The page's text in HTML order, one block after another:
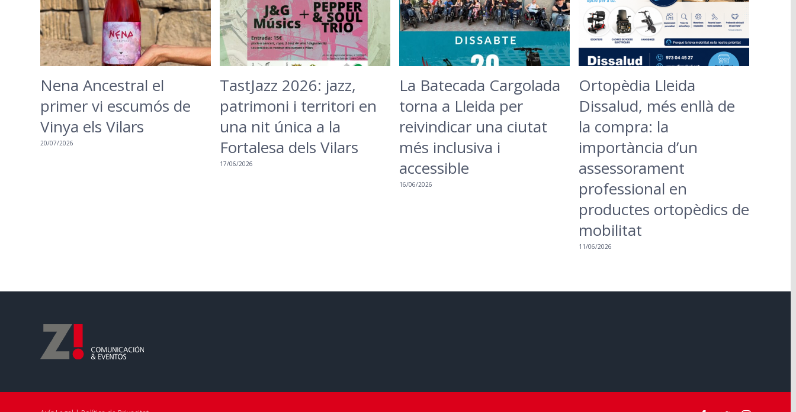
Nena Ancestral el
primer vi escumós de
Vinya els Vilars
20/07/2026
TastJazz 2026: jazz,
patrimoni i territori en
una nit única a la
Fortalesa dels Vilars
17/06/2026
La Batecada Cargolada
torna a Lleida per
reivindicar una ciutat
més inclusiva i
accessible
16/06/2026
Ortopèdia Lleida
Dissalud, més enllà de
la compra: la
importància d’un
assessorament
professional en
productes ortopèdics de
mobilitat
11/06/2026